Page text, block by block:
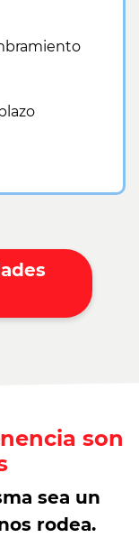
son
sea un
rodea.